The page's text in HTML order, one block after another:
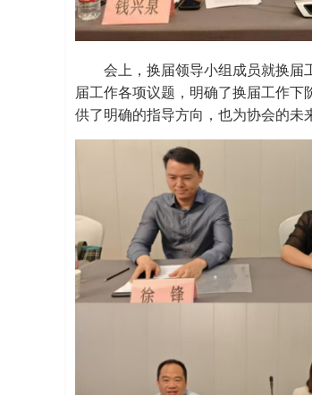
会上 ， 换届领导小组成员就换届
届工作各项议题，明确了换届工作
供了明确的指导方向，也为协会的未